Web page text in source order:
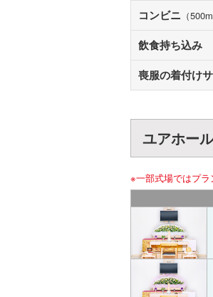
コンビニ （
飲食持ち込み
喪服の着付け
ユアホー
※一部式場ではプラ